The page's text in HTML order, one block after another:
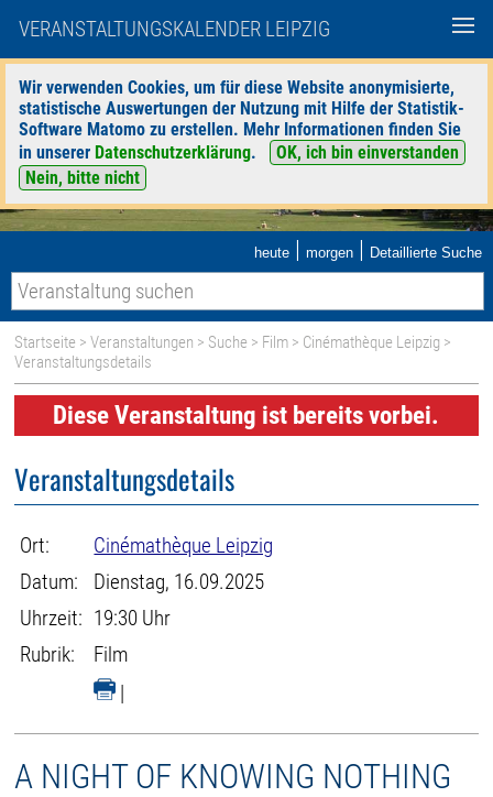
VERANSTALTUNGSKALENDER LEIPZIG
Wir verwenden Cookies, um für diese Website anonymisierte,
statistische Auswertungen der Nutzung mit Hilfe der Statistik-
Software Matomo zu erstellen. Mehr Informationen finden Sie
in unserer Datenschutzerklärung.
OK, ich bin einverstanden
Nein, bitte nicht
heute | morgen | Detaillierte Suche
Startseite >Veranstaltungen > Suche > Film > Cinémathèque Leipzig >
Veranstaltungsdetails
Diese Veranstaltung ist bereits vorbei.
Veranstaltungsdetails
Ort:
Cinémathèque Leipzig
Datum:
Dienstag, 16.09.2025
Uhrzeit: 19:30 Uhr
Rubrik:
Film
|
A NIGHT OF KNOWING NOTHING